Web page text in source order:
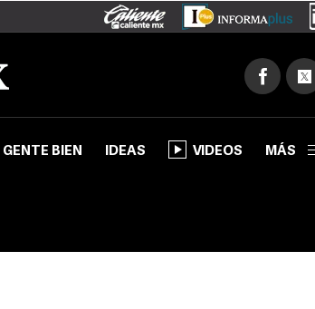
GENTE BIEN IDEAS VIDEOS MÁS